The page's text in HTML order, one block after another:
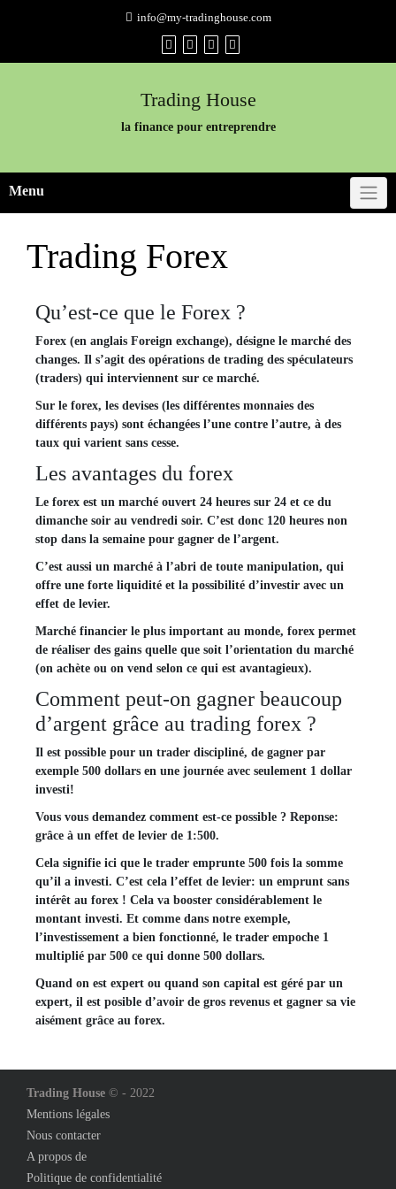
info@my-tradinghouse.com
Trading House
la finance pour entreprendre
Menu
Trading Forex
Qu’est-ce que le Forex ?
Forex (en anglais Foreign exchange), désigne le marché des
changes. Il s’agit des opérations de trading des spéculateurs
(traders) qui interviennent sur ce marché.
Sur le forex, les devises (les différentes monnaies des
différents pays) sont échangées l’une contre l’autre, à des
taux qui varient sans cesse.
Les avantages du forex
Le forex est un marché ouvert 24 heures sur 24 et ce du
dimanche soir au vendredi soir. C’est donc 120 heures non
stop dans la semaine pour gagner de l’argent.
C’est aussi un marché à l’abri de toute manipulation, qui
offre une forte liquidité et la possibilité d’investir avec un
effet de levier.
Marché financier le plus important au monde, forex permet
de réaliser des gains quelle que soit l’orientation du marché
(on achète ou on vend selon ce qui est avantagieux).
Comment peut-on gagner beaucoup
d’argent grâce au trading forex ?
Il est possible pour un trader discipliné, de gagner par
exemple 500 dollars en une journée avec seulement 1 dollar
investi!
Vous vous demandez comment est-ce possible ? Reponse:
grâce à un effet de levier de 1:500.
Cela signifie ici que le trader emprunte 500 fois la somme
qu’il a investi. C’est cela l’effet de levier: un emprunt sans
intérêt au forex ! Cela va booster considérablement le
montant investi. Et comme dans notre exemple,
l’investissement a bien fonctionné, le trader empoche 1
multiplié par 500 ce qui donne 500 dollars.
Quand on est expert ou quand son capital est géré par un
expert, il est posible d’avoir de gros revenus et gagner sa vie
aisément grâce au forex.
Trading House © - 2022
Mentions légales
Nous contacter
A propos de
Politique de confidentialité